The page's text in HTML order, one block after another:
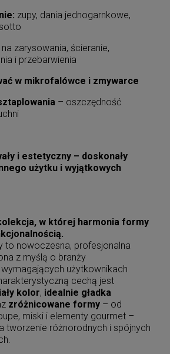
zupy, dania jednogarnkowe,
na zarysowania, ścieranie,
i przebarwienia
w mikrofalówce i zmywarce
– oszczędność
i estetyczny – doskonały
użytku i wyjątkowych
w której harmonia formy
to nowoczesna, profesjonalna
z myślą o branży
użytkownikach
cechą jest
kolor, idealnie gładka
zróżnicowane formy – od
miski i elementy gourmet –
tworzenie różnorodnych i spójnych